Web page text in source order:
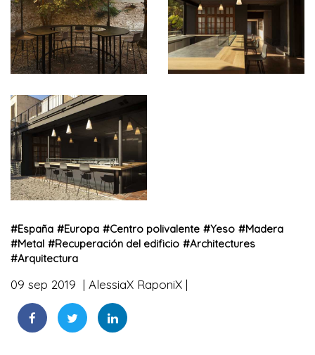
#España #Europa #Centro polivalente #Yeso #Madera
#Metal #Recuperación del edificio #Architectures
#Arquitectura
09 sep 2019 AlessiaX RaponiX